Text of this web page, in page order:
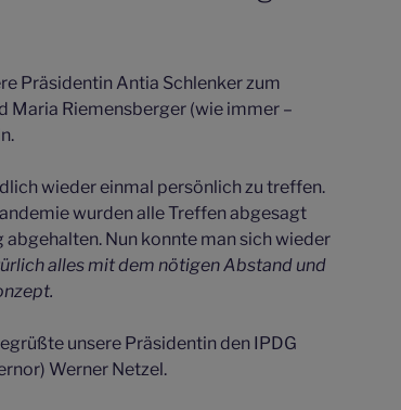
Präsidentin Antia Schlenker zum
Maria Riemensberger (wie immer –
wieder einmal persönlich zu treffen.
wurden alle Treffen abgesagt
Nun konnte man sich wieder
alles mit dem nötigen Abstand und
unsere Präsidentin den IPDG
Werner Netzel.